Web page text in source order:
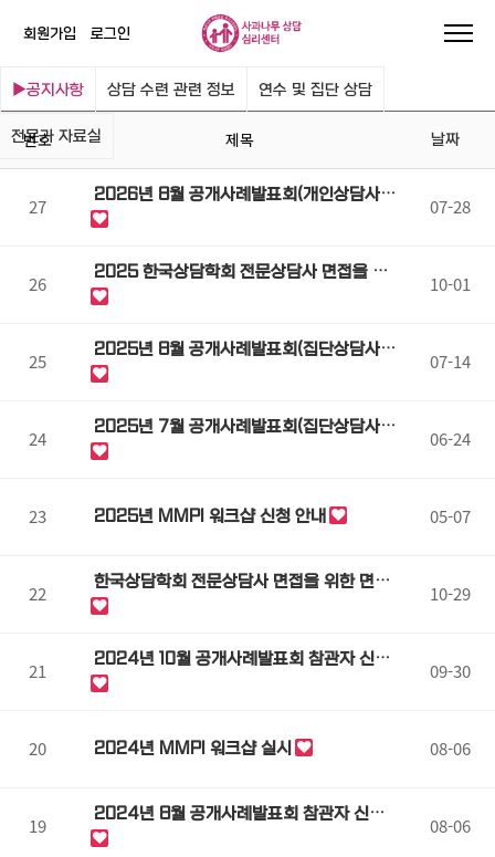
회원가입 로그인
공지사항 상담 수련 관련 정보 연수 및 집단 상담
전문가 자료실
번호 제목 날짜
27
2026년 8월 공개사례발표회(개인상담사
례) 2차 참관자 모집
07-28
26
2025 한국상담학회 전문상담사 면접을 위
한 면접반 특강
10-01
25
2025년 8월 공개사례발표회(집단상담사
례)
07-14
24
2025년 7월 공개사례발표회(집단상담사
례)
06-24
23 2025년 MMPI 워크샵 신청 안내 05-07
22
한국상담학회 전문상담사 면접을 위한 면접
반 특강
10-29
21
2024년 10월 공개사례발표회 참관자 신청
안내
09-30
20 2024년 MMPI 워크샵 실시 08-06
19
2024년 8월 공개사례발표회 참관자 신청
안내
08-06